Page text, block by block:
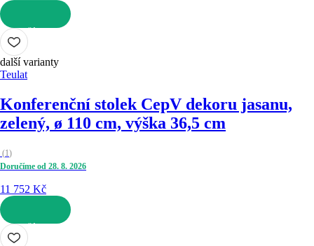
DO KOŠÍKU
další varianty
Teulat
Konferenční stolek CepV dekoru jasanu,
zelený, ø 110 cm, výška 36,5 cm
(1)
Doručíme od 28. 8. 2026
11 752 Kč
DO KOŠÍKU